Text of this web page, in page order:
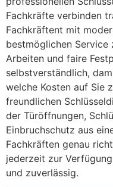
Fachkräfte verbinden
Fachkräftent mit
bestmöglichen Service
Arbeiten und faire
selbstverständlich,
welche Kosten auf Sie
freundlichen
der Türöffnungen,
Einbruchschutz aus
Fachkräften genau
jederzeit zur
und zuverlässig.